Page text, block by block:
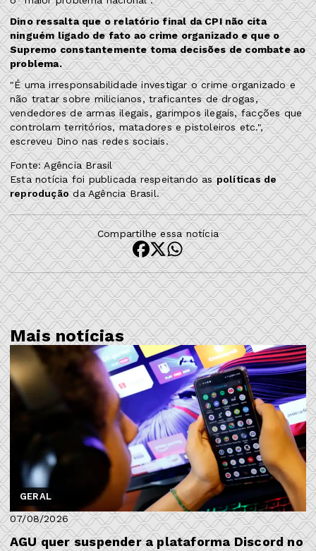
Dino ressalta que o relatório final da CPI não cita
ninguém ligado de fato ao crime organizado e que o
Supremo constantemente toma decisões de combate ao
problema.
"É uma irresponsabilidade investigar o crime organizado e
não tratar sobre milicianos, traficantes de drogas,
vendedores de armas ilegais, garimpos ilegais, facções que
controlam territórios, matadores e pistoleiros etc.",
escreveu Dino nas redes sociais.
Fonte: Agência Brasil
Esta notícia foi publicada respeitando aspolíticas de
reproduçãoda Agência Brasil.
Compartilhe essa notícia
Mais notícias
GERAL
07/08/2026
AGU quer suspender a plataforma Discord no